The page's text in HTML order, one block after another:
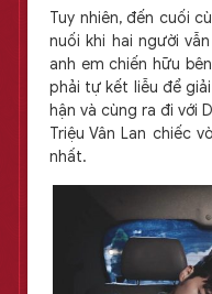
Tuy nhiên, đến cuối
nuối khi hai người
anh em chiến hữu
phải tự kết liễu để
hận và cùng ra đi với
Triệu Vân Lan chiếc
nhất.